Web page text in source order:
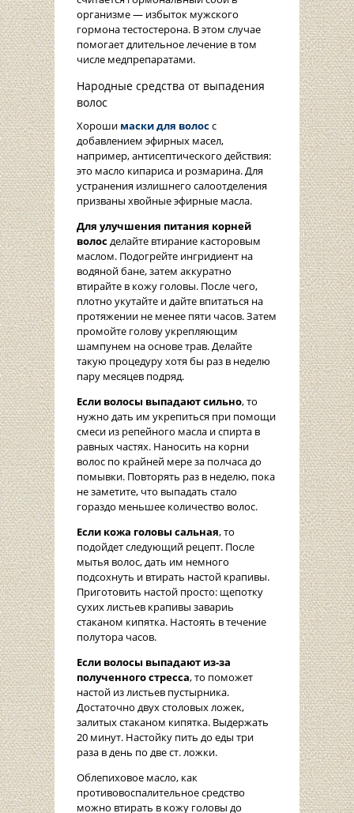
организме — избыток мужского
гормона тестостерона. В этом случае
помогает длительное лечение в том
числе медпрепаратами.
Народные средства от выпадения
волос
Хороши маски для волосс
добавлением эфирных масел,
например, антисептического действия:
это масло кипариса и розмарина. Для
устранения излишнего салоотделения
призваны хвойные эфирные масла.
Для улучшения питания корней
волосделайте втирание касторовым
маслом. Подогрейте ингридиент на
водяной бане, затем аккуратно
втирайте в кожу головы. После чего,
плотно укутайте и дайте впитаться на
протяжении не менее пяти часов. Затем
промойте голову укрепляющим
шампунем на основе трав. Делайте
такую процедуру хотя бы раз в неделю
пару месяцев подряд.
Если волосы выпадают сильно, то
нужно дать им укрепиться при помощи
смеси из репейного масла и спирта в
равных частях. Наносить на корни
волос по крайней мере за полчаса до
помывки. Повторять раз в неделю, пока
не заметите, что выпадать стало
гораздо меньшее количество волос.
Если кожа головы сальная, то
подойдет следующий рецепт. После
мытья волос, дать им немного
подсохнуть и втирать настой крапивы.
Приготовить настой просто: щепотку
сухих листьев крапивы завариь
стаканом кипятка. Настоять в течение
полутора часов.
Если волосы выпадают из-за
полученного стресса, то поможет
настой из листьев пустырника.
Достаточно двух столовых ложек,
залитых стаканом кипятка. Выдержать
20 минут. Настойку пить до еды три
раза в день по две ст. ложки.
Облепиховое масло, как
противовоспалительное средство
можно втирать в кожу головы до